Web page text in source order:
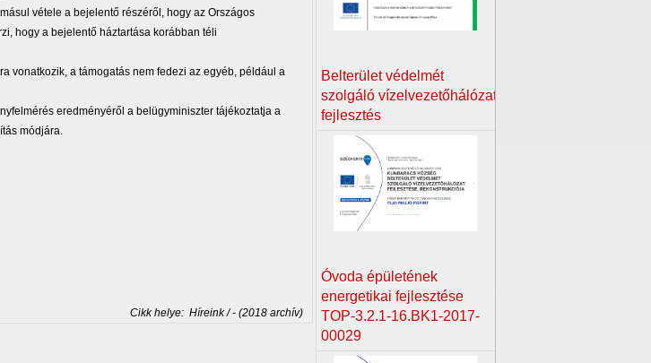
vétele a bejelentő részéről, hogy az Országos
hogy a bejelentő háztartása korábban téli
vonatkozik, a támogatás nem fedezi az egyéb, például a
eredményéről a belügyminiszter tájékoztatja a
módjára.
Cikk helye:Híreink / - (2018 archív)
Belterület védelmét
szolgáló vízelvezetőhálózat
fejlesztés
Óvoda épületének
energetikai fejlesztése
TOP-3.2.1-16.BK1-2017-
00029